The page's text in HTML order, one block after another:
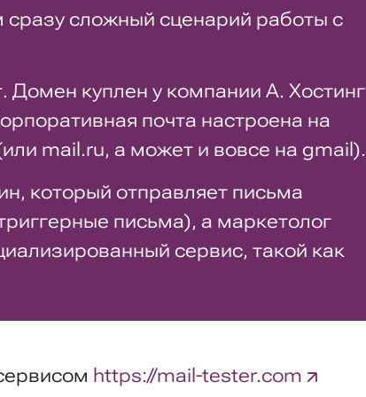
сложный сценарий работы с
Домен куплен у компании A. Хостинг
почта настроена на
mail.ru, а может и вовсе на gmail).
который отправляет письма
письма), а маркетолог
сервис, такой как
https://mail-tester.com